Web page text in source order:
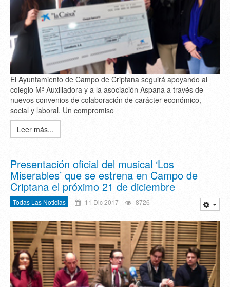
El Ayuntamiento de Campo de Criptana seguirá apoyando al
colegio Mª Auxiliadora y a la asociación Aspana a través de
nuevos convenios de colaboración de carácter económico,
social y laboral. Un compromiso
Leer más...
Presentación oficial del musical ‘Los
Miserables’ que se estrena en Campo de
Criptana el próximo 21 de diciembre
Todas Las Noticias 11 Dic 2017 8726